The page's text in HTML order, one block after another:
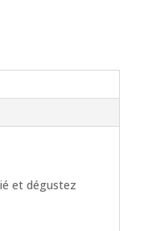
et dégustez